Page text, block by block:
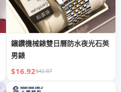
鑲鑽機械錶雙日曆防水夜光石英
男錶
$16.92$42.87